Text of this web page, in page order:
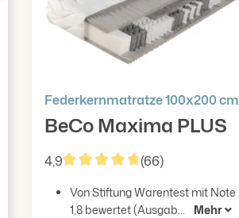
Federkernmatratze 100x200 cm
BeCo Maxima PLUS
4,9
(66)
Von Stiftung Warentest mit Note
1,8 bewertet (Ausgab...
Mehr